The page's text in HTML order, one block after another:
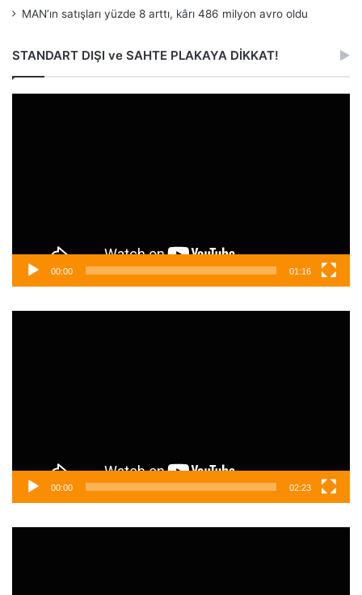
MAN’ın satışları yüzde 8 arttı, kârı 486 milyon avro oldu
STANDART DIŞI ve SAHTE PLAKAYA DİKKAT!
00:00 01:16
00:00 02:23